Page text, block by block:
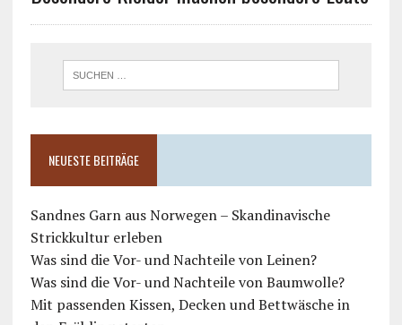
NEUESTE BEITRÄGE
Sandnes Garn aus Norwegen – Skandinavische
Strickkultur erleben
Was sind die Vor- und Nachteile von Leinen?
Was sind die Vor- und Nachteile von Baumwolle?
Mit passenden Kissen, Decken und Bettwäsche in